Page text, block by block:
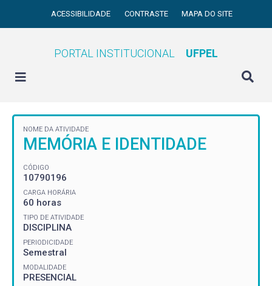
ACESSIBILIDADE CONTRASTE MAPA DO SITE
PORTAL INSTITUCIONAL UFPEL
NOME DA ATIVIDADE
MEMÓRIA E IDENTIDADE
CÓDIGO
10790196
CARGA HORÁRIA
60 horas
TIPO DE ATIVIDADE
DISCIPLINA
PERIODICIDADE
Semestral
MODALIDADE
PRESENCIAL